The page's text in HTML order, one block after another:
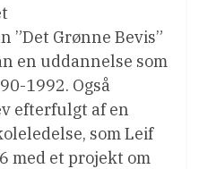
”Det Grønne Bevis”
en uddannelse som
1992. Også
efterfulgt af en
som Leif
med et projekt om